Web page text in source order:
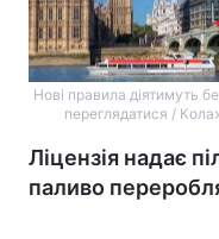
Нові правила діятимуть
переглядатися /
Ліцензія надає
паливо